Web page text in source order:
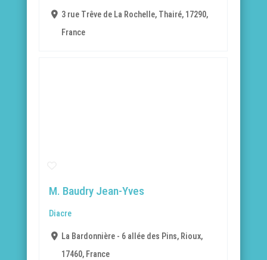
3 rue Trêve de La Rochelle, Thairé, 17290,
France
M. Baudry Jean-Yves
Diacre
La Bardonnière - 6 allée des Pins, Rioux,
17460, France